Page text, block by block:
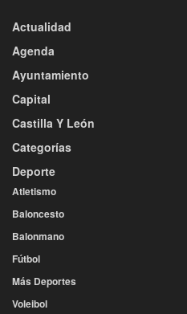
Actualidad
Agenda
Ayuntamiento
Capital
Castilla Y León
Categorías
Deporte
Atletismo
Baloncesto
Balonmano
Fútbol
Más Deportes
Voleibol